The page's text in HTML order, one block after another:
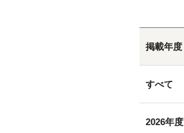
掲載年度
2026年度
すべて